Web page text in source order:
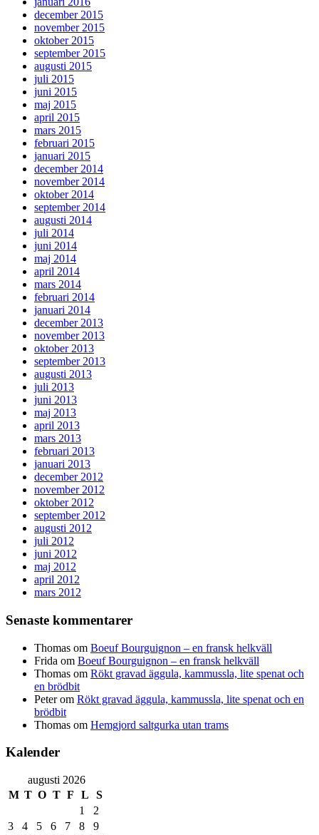
december 2015
november 2015
oktober 2015
september 2015
augusti 2015
juli 2015
juni 2015
maj 2015
april 2015
mars 2015
februari 2015
januari 2015
december 2014
november 2014
oktober 2014
september 2014
augusti 2014
juli 2014
juni 2014
maj 2014
april 2014
mars 2014
februari 2014
januari 2014
december 2013
november 2013
oktober 2013
september 2013
augusti 2013
juli 2013
juni 2013
maj 2013
april 2013
mars 2013
februari 2013
januari 2013
december 2012
november 2012
oktober 2012
september 2012
augusti 2012
juli 2012
juni 2012
maj 2012
april 2012
mars 2012
Senaste kommentarer
Thomas om Boeuf Bourguignon – en fransk helkväll
Frida om Boeuf Bourguignon – en fransk helkväll
Thomas om Rökt gravad äggula, kammussla, lite spenat och
en brödbit
Peterom Rökt gravad äggula, kammussla, lite spenat och en
brödbit
Thomas om Hemgjord saltgurka utan trams
Kalender
augusti 2026
M T O T F L
S
1
2
3
4 5 6 7 8
9